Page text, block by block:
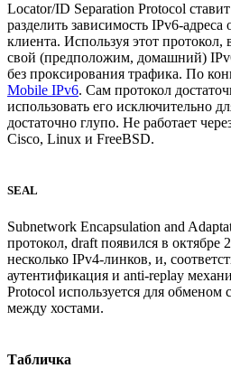
Locator/ID Separation Protocol
разделить зависимость IPv6-
клиента. Используя этот протокол,
свой (предположим, домашний)
без проксирования трафика. По
Mobile IPv6. Сам протокол
использовать его исключительно
достаточно глупо. Не работает
Cisco, Linux и FreeBSD.
SEAL
Subnetwork Encapsulation and
протокол, draft появился в октябре
несколько IPv4-линков, и,
аутентификация и anti-replay
Protocol используется для
между хостами.
Табличка